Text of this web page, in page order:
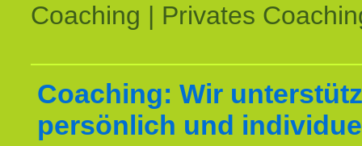
Coaching | Privates
Coaching: Wir
persönlich und